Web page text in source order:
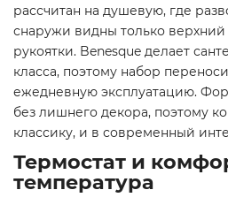
рассчитан на душевую, где
снаружи видны только
рукоятки. Benesque делает
класса, поэтому набор
ежедневную эксплуатацию.
без лишнего декора, поэтому
классику, и в современный
Термостат и
температура